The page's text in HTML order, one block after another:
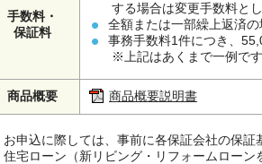
手数料・
保証料
する場合は変更手数料と
全額または一部繰上返済
事務手数料1件につき、
※上記はあくまで一例で
商品概要 商品概要説明書
お申込に際しては、事前に各保証会社の保
住宅ローン（新リビング・リフォームローン